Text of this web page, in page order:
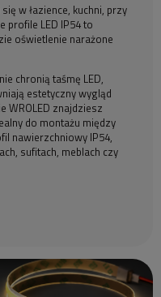
w łazience, kuchni, przy
profile LED IP54 to
oświetlenie narażone
chronią taśmę LED,
estetyczny wygląd
WROLED znajdziesz
do montażu między
nawierzchniowy IP54,
sufitach, meblach czy